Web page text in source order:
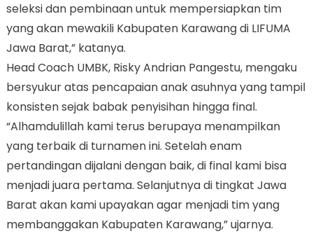
seleksi dan pembinaan untuk mempersiapkan tim
yang akan mewakili Kabupaten Karawang di LIFUMA
Jawa Barat,” katanya.
Head Coach UMBK, Risky Andrian Pangestu, mengaku
bersyukur atas pencapaian anak asuhnya yang tampil
konsisten sejak babak penyisihan hingga final.
“Alhamdulillah kami terus berupaya menampilkan
yang terbaik di turnamen ini. Setelah enam
pertandingan dijalani dengan baik, di final kami bisa
menjadi juara pertama. Selanjutnya di tingkat Jawa
Barat akan kami upayakan agar menjadi tim yang
membanggakan Kabupaten Karawang,” ujarnya.